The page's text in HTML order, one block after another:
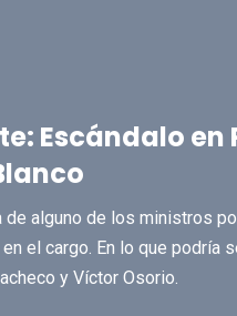
Escándalo
alguno de los ministros
el cargo. En lo que podría
y Víctor Osorio.